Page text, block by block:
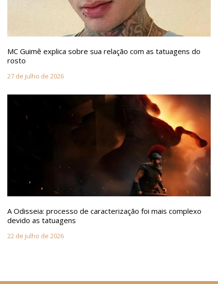
MC Guimê explica sobre sua relação com as tatuagens do
rosto
27 de julho de 2026
A Odisseia: processo de caracterização foi mais complexo
devido as tatuagens
22 de julho de 2026